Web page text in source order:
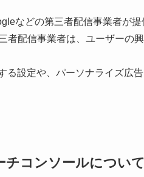
などの第三者配信事業者が
者配信事業者は、ユーザーの
る設定や、パーソナライズ広
チコンソールについ